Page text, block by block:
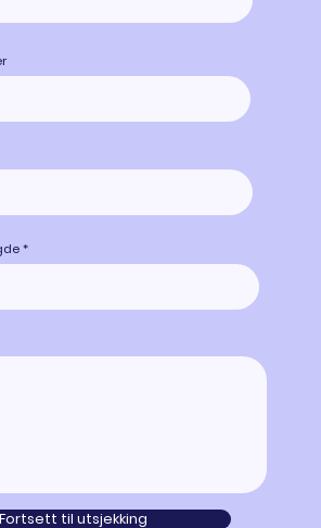
Fortsett til utsjekking